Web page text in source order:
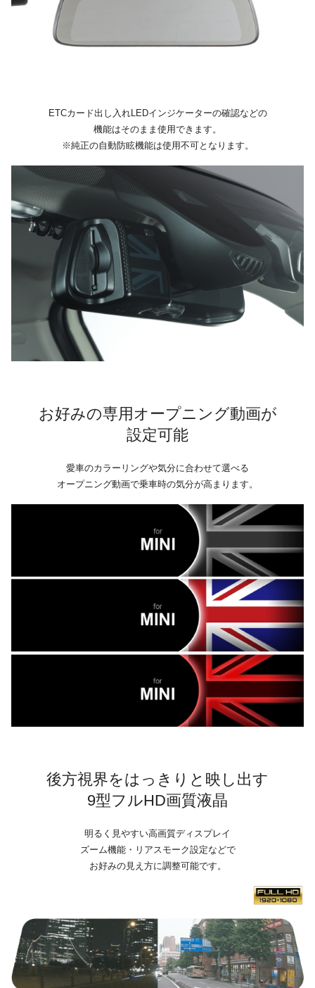
ETCカード出し入れLEDインジケーターの確認などの
機能はそのまま使用できます。
※純正の自動防眩機能は使用不可となります。
お好みの専用オープニング動画が
設定可能
愛車のカラーリングや気分に合わせて選べる
オープニング動画で乗車時の気分が高まります。
後方視界をはっきりと映し出す
9型フルHD画質液晶
明るく見やすい高画質ディスプレイ
ズーム機能・リアスモーク設定などで
お好みの見え方に調整可能です。